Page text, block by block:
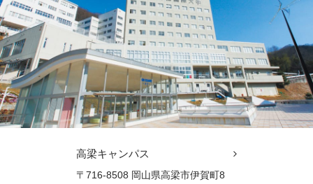
高梁キャンパス
〒716-8508 岡山県高梁市伊賀町8